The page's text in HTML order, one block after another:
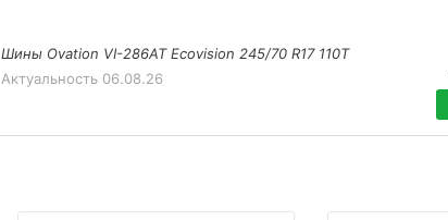
Шины Ovation VI-286AT Ecovision 245/70 R17 110T
Актуальность 06.08.26